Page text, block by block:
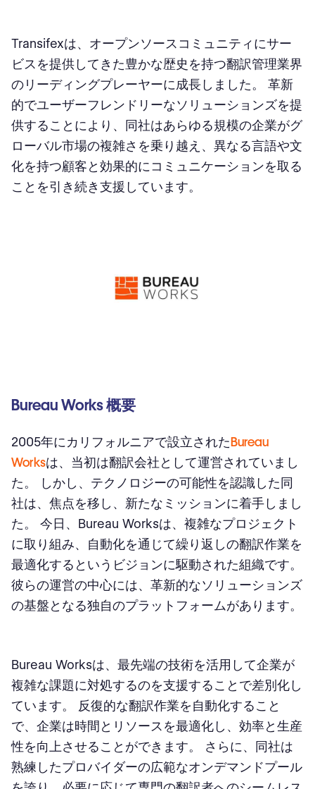
Transifexは、オープンソースコミュニティにサー
ビスを提供してきた豊かな歴史を持つ翻訳管理業界
のリーディングプレーヤーに成長しました。 革新
的でユーザーフレンドリーなソリューションズを提
供することにより、同社はあらゆる規模の企業がグ
ローバル市場の複雑さを乗り越え、異なる言語や文
化を持つ顧客と効果的にコミュニケーションを取る
ことを引き続き支援しています。
Bureau Works 概要
2005年にカリフォルニアで設立されたBureau
Worksは、当初は翻訳会社として運営されていまし
た。 しかし、テクノロジーの可能性を認識した同
社は、焦点を移し、新たなミッションに着手しまし
た。 今日、Bureau Worksは、複雑なプロジェクト
に取り組み、自動化を通じて繰り返しの翻訳作業を
最適化するというビジョンに駆動された組織です。
彼らの運営の中心には、革新的なソリューションズ
の基盤となる独自のプラットフォームがあります。
Bureau Worksは、最先端の技術を活用して企業が
複雑な課題に対処するのを支援することで差別化し
ています。 反復的な翻訳作業を自動化すること
で、企業は時間とリソースを最適化し、効率と生産
性を向上させることができます。 さらに、同社は
熟練したプロバイダーの広範なオンデマンドプール